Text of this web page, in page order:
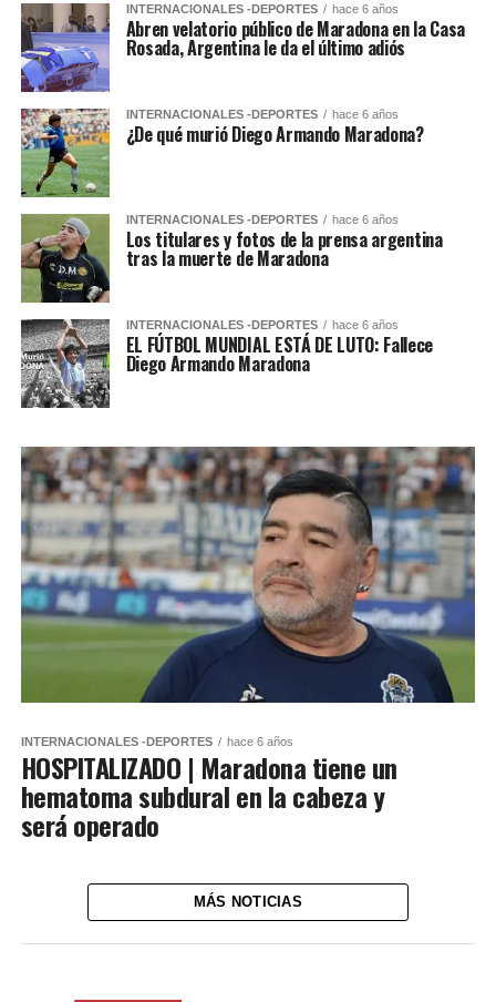
INTERNACIONALES -DEPORTES hace 6 años
Abren velatorio público de Maradona en la Casa
Rosada, Argentina le da el último adiós
INTERNACIONALES -DEPORTES hace 6 años
¿De qué murió Diego Armando Maradona?
INTERNACIONALES -DEPORTES hace 6 años
Los titulares y fotos de la prensa argentina
tras la muerte de Maradona
INTERNACIONALES -DEPORTES hace 6 años
EL FÚTBOL MUNDIAL ESTÁ DE LUTO: Fallece
Diego Armando Maradona
INTERNACIONALES -DEPORTES hace 6 años
HOSPITALIZADO | Maradona tiene un
hematoma subdural en la cabeza y
será operado
MÁS NOTICIAS